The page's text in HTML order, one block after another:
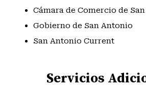
Cámara de Comercio de
Gobierno de San Antonio
San Antonio Current
Servicios